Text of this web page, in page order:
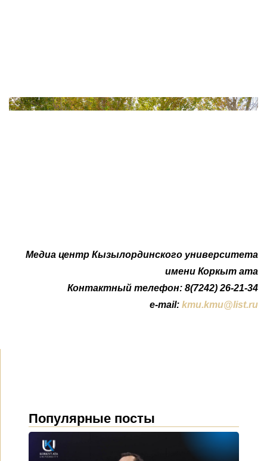
Медиа центр Кызылординского университета
имени Коркыт ата
Контактный телефон: 8(7242) 26-21-34
e-mail: kmu.kmu@list.ru
Популярные посты